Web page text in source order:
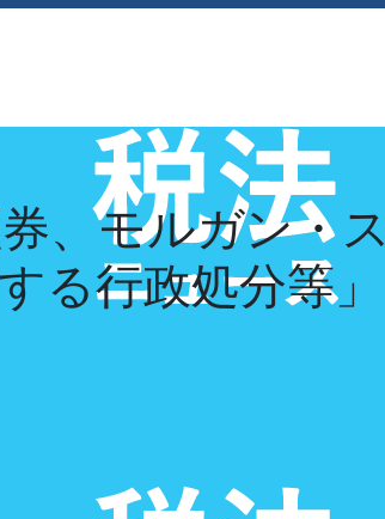
せ
、モルガン・ス
る行政処分等」